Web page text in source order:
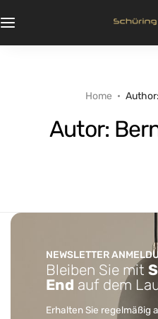
Home Author:
Autor:
NEWSLETTER
Bleiben Sie mit
End auf dem
Erhalten Sie regelmäßig